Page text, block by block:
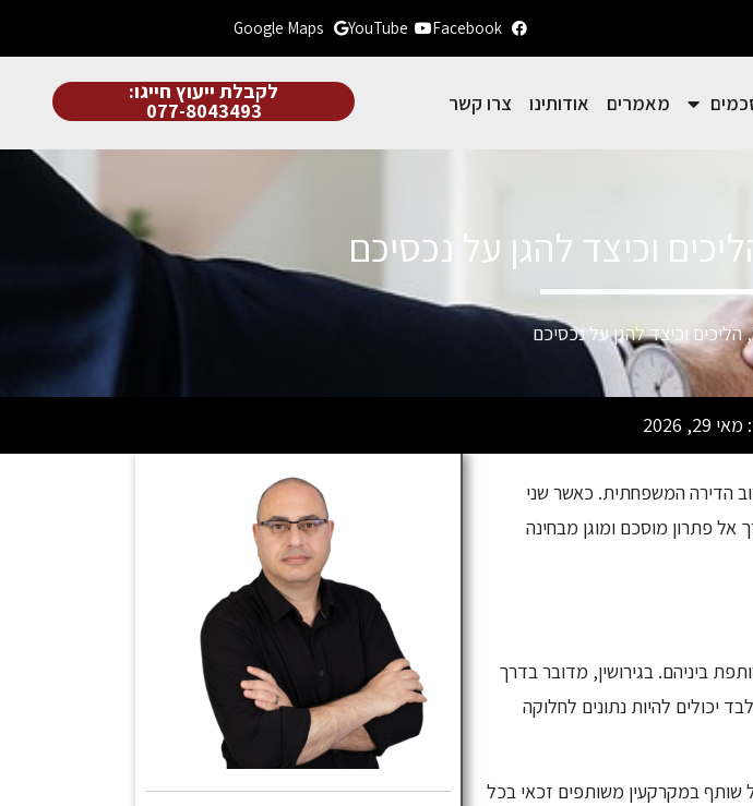
Facebook
YouTube
Google Maps
מאמרים אודותינו צרו קשר לקבלת ייעוץ חייגו:
077-8043493
וכיצד להגן על נכסיכם
הליכים וכיצד להגן על נכסיכם
מאי 29, 2026
הדירה המשפחתית. כאשר שני
אל פתרון מוסכם ומוגן מבחינה
ביניהם. בגירושין, מדובר בדרך
יכולים להיות נתונים לחלוקה
בכל עת: "כל שותף במקרקעין משותפים זכאי בכל